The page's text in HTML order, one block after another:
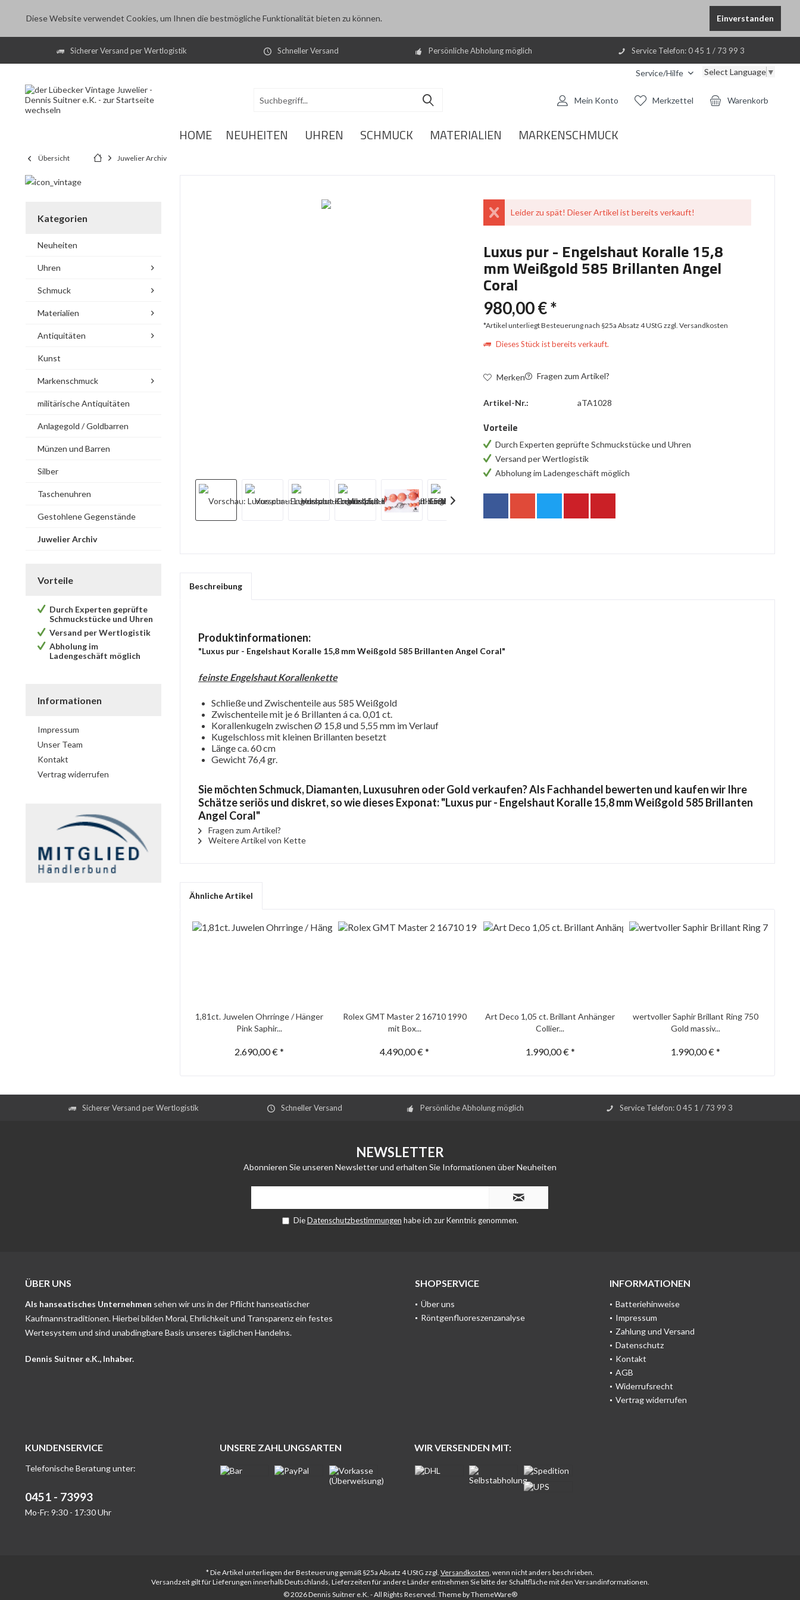
Diese Website verwendet Cookies, um Ihnen die bestmögliche Funktionalität bieten zu können. Einverstanden
Sicherer Versand per Wertlogistik Schneller Versand Persönliche Abholung möglich Service Telefon: 0 45 1 / 73 99 3
Service/Hilfe Select Language ▼
Warenkorb
Merkzettel
Mein Konto
HOME NEUHEITEN UHREN SCHMUCK MATERIALIEN MARKENSCHMUCK
Übersicht Juwelier Archiv
Kategorien
Neuheiten
Uhren
Schmuck
Materialien
Antiquitäten
Kunst
Markenschmuck
militärische Antiquitäten
Anlagegold / Goldbarren
Münzen und Barren
Silber
Taschenuhren
Gestohlene Gegenstände
Juwelier Archiv
Vorteile
Durch Experten geprüfte
Schmuckstücke und Uhren
Versand per Wertlogistik
Abholung im
Ladengeschäft möglich
Informationen
Impressum
Unser Team
Kontakt
Vertrag widerrufen
Leider zu spät! Dieser Artikel ist bereits verkauft!
Luxus pur - Engelshaut Koralle 15,8
mm Weißgold 585 Brillanten Angel
Coral
980,00 € *
*Artikel unterliegt Besteuerung nach §25a Absatz 4 UStG zzgl. Versandkosten
Dieses Stück ist bereits verkauft.
Merken Fragen zum Artikel?
Artikel-Nr.: aTA1028
Vorteile
Durch Experten geprüfte Schmuckstücke und Uhren
Versand per Wertlogistik
Abholung im Ladengeschäft möglich
Beschreibung
Produktinformationen:
"Luxus pur - Engelshaut Koralle 15,8 mm Weißgold 585 Brillanten Angel Coral"
feinste Engelshaut Korallenkette
Schließe und Zwischenteile aus 585 Weißgold
Zwischenteile mit je 6 Brillanten á ca. 0,01 ct.
Korallenkugeln zwischen Ø 15,8 und 5,55 mm im Verlauf
Kugelschloss mit kleinen Brillanten besetzt
Länge ca. 60 cm
Gewicht 76,4 gr.
Sie möchten Schmuck, Diamanten, Luxusuhren oder Gold verkaufen? Als Fachhandel bewerten und kaufen wir Ihre
Schätze seriös und diskret, so wie dieses Exponat: "Luxus pur - Engelshaut Koralle 15,8 mm Weißgold 585 Brillanten
Angel Coral"
Fragen zum Artikel?
Weitere Artikel von Kette
Ähnliche Artikel
1,81ct. Juwelen Ohrringe / Hänger
Pink Saphir...
2.690,00 € *
Rolex GMT Master 2 16710 1990
mit Box...
4.490,00 € *
Art Deco 1,05 ct. Brillant Anhänger
Collier...
1.990,00 € *
wertvoller Saphir Brillant Ring 750
Gold massiv...
1.990,00 € *
Sicherer Versand per Wertlogistik Schneller Versand Persönliche Abholung möglich Service Telefon: 0 45 1 / 73 99 3
NEWSLETTER
Abonnieren Sie unseren Newsletter und erhalten Sie Informationen über Neuheiten
DieDatenschutzbestimmungen habe ich zur Kenntnis genommen.
ÜBER UNS
Als hanseatisches Unternehmen sehen wir uns in der Pflicht hanseatischer
Kaufmannstraditionen. Hierbei bilden Moral, Ehrlichkeit und Transparenz ein festes
Wertesystem und sind unabdingbare Basis unseres täglichen Handelns.
Dennis Suitner e.K., Inhaber.
SHOPSERVICE
Über uns
Röntgenfluoreszenzanalyse
INFORMATIONEN
Batteriehinweise
Impressum
Zahlung und Versand
Datenschutz
Kontakt
AGB
Widerrufsrecht
Vertrag widerrufen
KUNDENSERVICE
Telefonische Beratung unter:
0451 - 73993
Mo-Fr: 9:30 - 17:30 Uhr
UNSERE ZAHLUNGSARTEN WIR VERSENDEN MIT:
* Die Artikel unterliegen der Besteuerung gemäß §25a Absatz 4 UStG zzgl. Versandkosten, wenn nicht anders beschrieben.
Versandzeit gilt für Lieferungen innerhalb Deutschlands, Lieferzeiten für andere Länder entnehmen Sie bitte der Schaltfläche mit den Versandinformationen.
© 2026 Dennis Suitner e.K. - All Rights Reserved. Theme byThemeWare®